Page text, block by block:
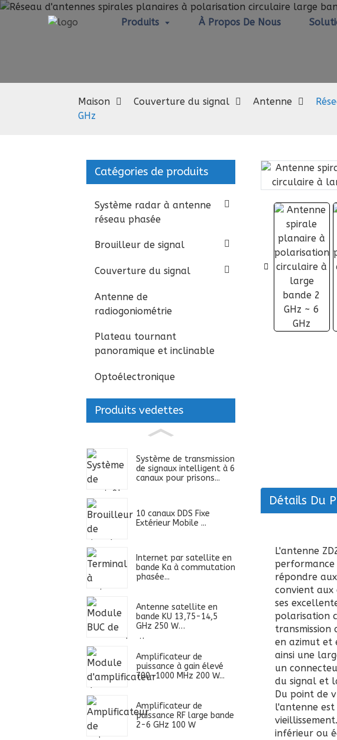
Produits À Propos De Nous
Maison Couverture du signal Antenne
GHz
Catégories de produits
Système radar à antenne
réseau phasée
Brouilleur de signal
Couverture du signal
Antenne de
radiogoniométrie
Plateau tournant
panoramique et inclinable
Optoélectronique
Produits vedettes
Système de transmission
de signaux intelligent à 6
canaux pour prisons...
10 canaux DDS Fixe
Extérieur Mobile ...
Internet par satellite en
bande Ka à commutation
phasée...
Antenne satellite en
bande KU 13,75-14,5
GHz 250 W…
Amplificateur de
puissance à gain élevé
700-1000 MHz 200 W...
Amplificateur de
puissance RF large bande
2-6 GHz 100 W
Détails Du
L'antenne
performance
répondre
convient aux
ses
polarisation
transmission
en azimut et
ainsi une
un
du signal et
Du point de
l'antenne
inférieur ou